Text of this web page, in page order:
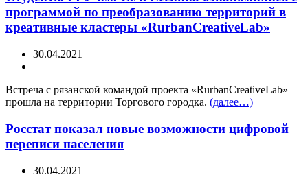
программой по преобразованию территорий в
креативные кластеры «RurbanCreativeLab»
30.04.2021
Встреча с рязанской командой проекта «RurbanCreativeLab»
прошла на территории Торгового городка. (далее…)
Росстат показал новые возможности цифровой
переписи населения
30.04.2021